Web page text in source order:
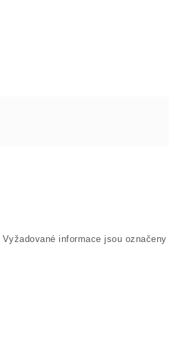
Vyžadované informace jsou označeny